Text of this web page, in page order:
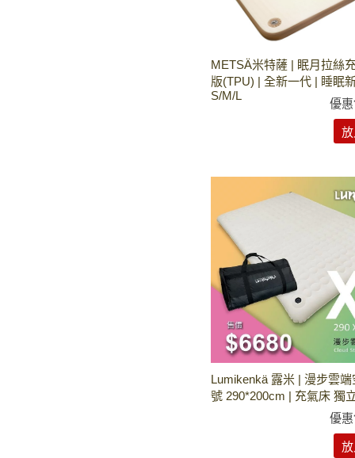
METSÄ米特薩 | 眠月拉絲
版(TPU) | 全新一代 | 睡眠
S/M/L
優
Lumikenkä 露米 | 漫步雲
號 290*200cm | 充氣床 獨
優